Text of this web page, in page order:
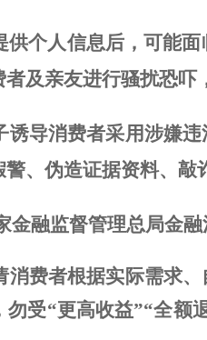
供个人信息后，可能
及亲友进行骚扰恐吓
诱导消费者采用涉嫌
、伪造证据资料、敲
金融监督管理总局金融
消费者根据实际需求、
勿受“更高收益”“全额